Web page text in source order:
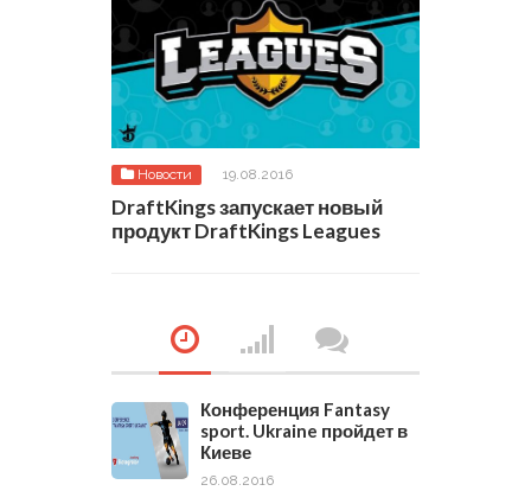
Новости 19.08.2016
DraftKings запускает новый
продукт DraftKings Leagues
Конференция Fantasy
sport. Ukraine пройдет в
Киеве
26.08.2016